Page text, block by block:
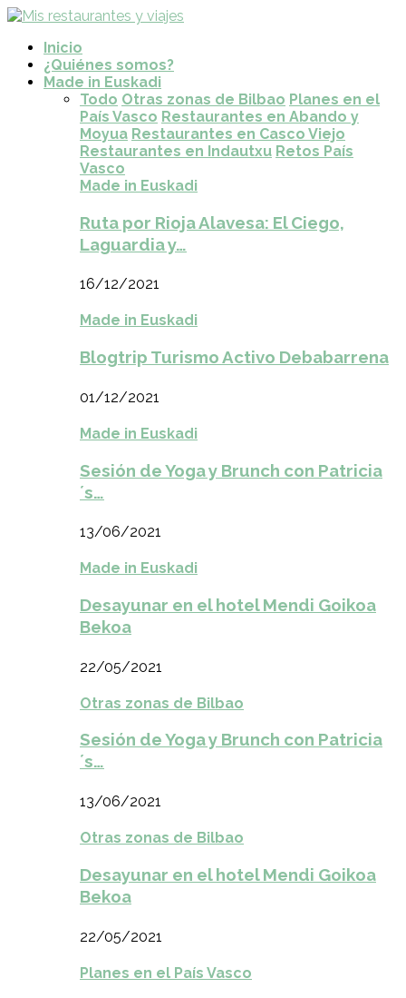
Inicio
¿Quiénes somos?
Made in Euskadi
Todo Otras zonas de Bilbao Planes en el
País Vasco Restaurantes en Abando y
Moyua Restaurantes en Casco Viejo
Restaurantes en Indautxu Retos País
Vasco
Made in Euskadi
Ruta por Rioja Alavesa: El Ciego,
Laguardia y…
16/12/2021
Made in Euskadi
Blogtrip Turismo Activo Debabarrena
01/12/2021
Made in Euskadi
Sesión de Yoga y Brunch con Patricia
´s…
13/06/2021
Made in Euskadi
Desayunar en el hotel Mendi Goikoa
Bekoa
22/05/2021
Otras zonas de Bilbao
Sesión de Yoga y Brunch con Patricia
´s…
13/06/2021
Otras zonas de Bilbao
Desayunar en el hotel Mendi Goikoa
Bekoa
22/05/2021
Planes en el País Vasco